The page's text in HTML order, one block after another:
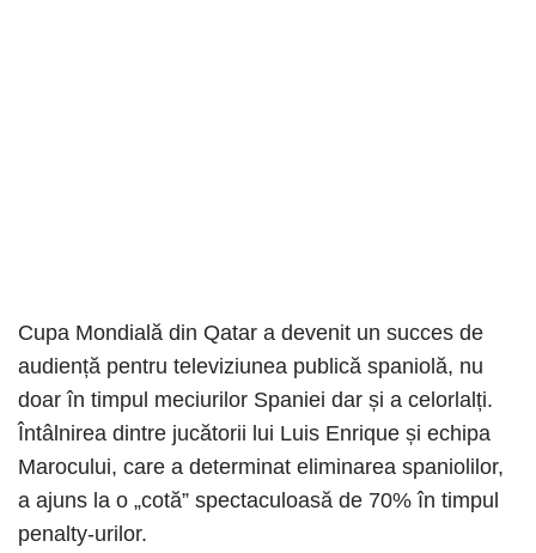
Cupa Mondială din Qatar a devenit un succes de
audiență pentru televiziunea publică spaniolă, nu
doar în timpul meciurilor Spaniei dar și a celorlalți.
Întâlnirea dintre jucătorii lui Luis Enrique și echipa
Marocului, care a determinat eliminarea spaniolilor,
a ajuns la o „cotă” spectaculoasă de 70% în timpul
penalty-urilor.